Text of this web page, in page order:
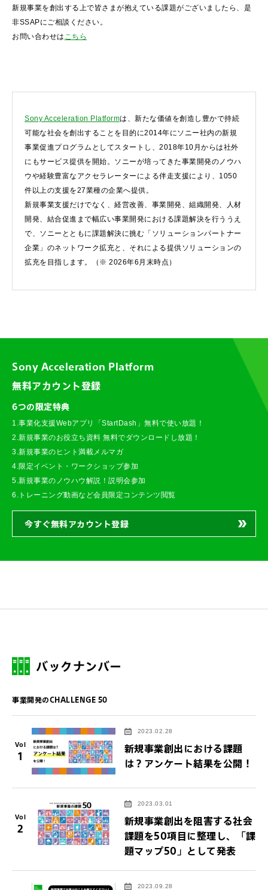
新規事業を創出する上で皆さまが抱えている課題がございましたら、是
非SSAPにご相談ください。
お問い合わせは こちら
Sony Acceleration Platformは、新たな価値を創造し豊かで持続
可能な社会を創出することを目的に2014年にソニー社内の新規
事業促進プログラムとしてスタートし、2018年10月からは社外
にもサービス提供を開始。ソニーが培ってきた事業開発のノウハ
ウや経験豊富なアクセラレーターによる伴走支援により、1050
件以上の支援を27業種の企業へ提供。
新規事業支援だけでなく、経営改善、事業開発、組織開発、人材
開発、結合促進まで幅広い事業開発における課題解決を行ううえ
で、ソニーとともに課題解決に挑む「ソリューションパートナー
企業」のネットワーク拡充と、それによる提供ソリューションの
拡充を目指します。（※ 2026年6月末時点）
Sony Acceleration Platform
無料アカウント登録
6つの限定特典
1.事業化支援Webアプリ「StartDash」無料で使い放題！
2.新規事業のお役立ち資料 無料でダウンロードし放題！
3.新規事業のヒント満載メルマガ
4.限定イベント・ワークショップ参加
5.新規事業のノウハウ解説！説明会参加
6.トレーニング動画など会員限定コンテンツ閲覧
今すぐ無料アカウント登録
バックナンバー
事業開発のCHALLENGE 50
Vol
1
2023.02.28
新規事業創出における課題
は？アンケート結果を公開！
Vol
2
2023.03.01
新規事業創出を阻害する社会
課題を50項目に整理し、「課
題マップ50」として発表
2023.09.28